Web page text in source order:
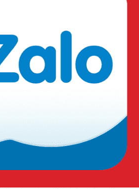
đế PU kép, tăng cường độ bền và
trượt, tăng ma sát trên mọi bề mặt
vệ khỏi dòng điện lên đến 18KV
chống va đập: Nhẹ hơn 30% so với
chịu lực tác động lên đến 200J
Sử dụng vật liệu Kevlar, chống
1100N
SB/SRC EH:
thấm nước
hút tốt
chống va đập với lực 200J